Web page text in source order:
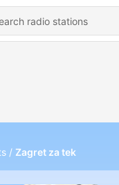
Zagret za tek